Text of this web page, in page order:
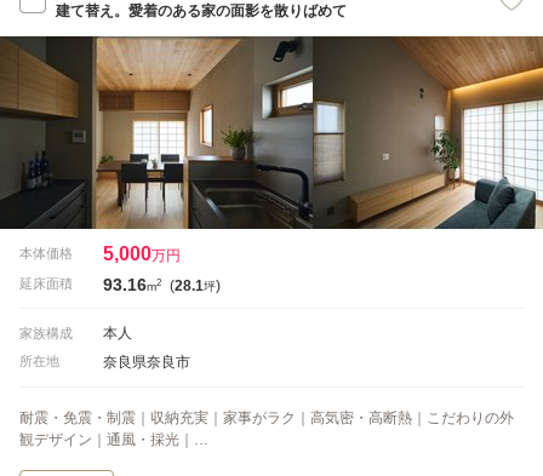
建て替え。愛着のある家の面影を散りばめて
本体価格 5,000万円
延床面積 93.16m2 (28.1坪)
家族構成 本人
所在地 奈良県奈良市
耐震・免震・制震｜収納充実｜家事がラク｜高気密・高断熱｜こだわりの外
観デザイン｜通風・採光｜…